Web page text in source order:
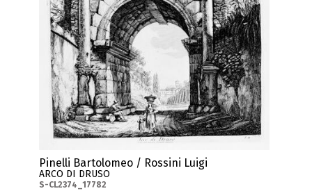
Pinelli Bartolomeo / Rossini Luigi
ARCO DI DRUSO
S-CL2374_17782